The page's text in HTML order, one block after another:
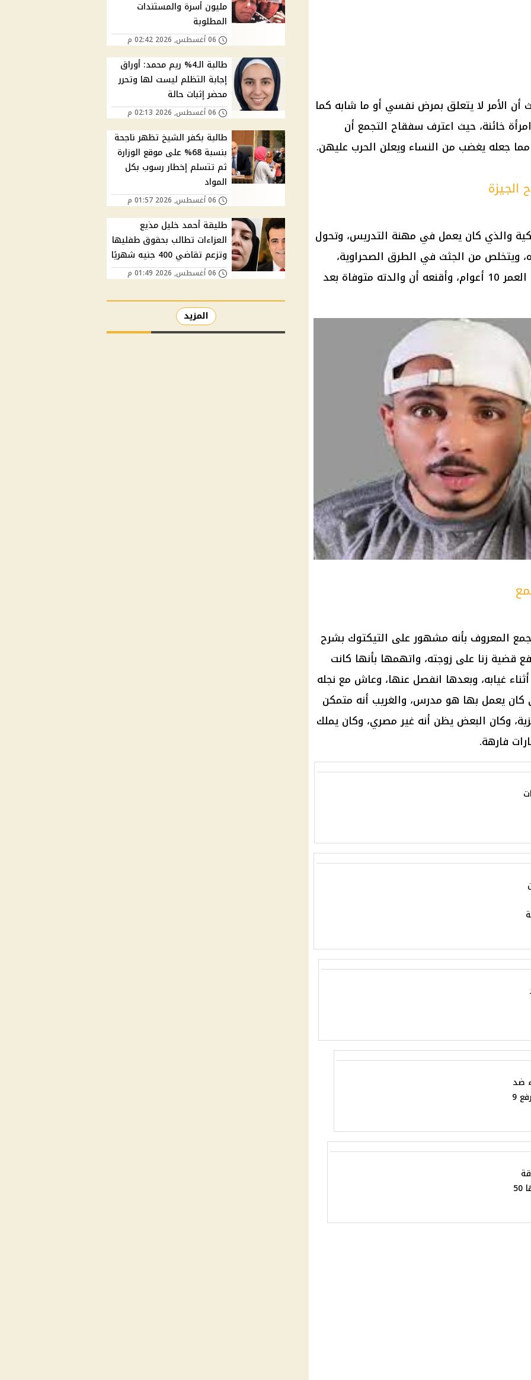
أن الأمر لا يتعلق بمرض نفسي أو ما شابه كما
خائنة، حيث اعترف سفقاح التجمع أن
مما جعله يغضب من النساء ويعلن الحرب عليهن.
والذي كان يعمل في مهنة التدريس، وتحول
ويتخلص من الجثث في الطرق الصحراوية،
وجدير بالذكر أن لديه طفل يبلغ من العمر 10 أعوام، وأقنعه أن والدته متوفاة بعد
المعروف بأنه مشهور على التيكتوك بشرح
قضية زنا على زوجته، واتهمها بأنها كانت
غيابه، وبعدها انفصل عنها، وعاش مع نجله
يعمل بها هو مدرس، والغريب أنه متمكن
وكان البعض يظن أنه غير مصري، وكان يملك
فارهة.
ضد
مرتضى منصور بعد رفع 9
شيماء سيف وفقدانها 50
مليون أسرة والمستندات
المطلوبة
06 أغسطس, 2026 02:42 م
طالبة الـ4% ريم محمد: أوراق
إجابة التظلم ليست لها وتحرر
محضر إثبات حالة
06 أغسطس, 2026 02:13 م
طالبة بكفر الشيخ تظهر ناجحة
بنسبة 68% على موقع الوزارة
ثم تتسلم إخطار رسوب بكل
المواد
06 أغسطس, 2026 01:57 م
طليقة أحمد خليل مذيع
العزاءات تطالب بحقوق طفليها
وتزعم تقاضي 400 جنيه شهريًا
06 أغسطس, 2026 01:49 م
المزيد